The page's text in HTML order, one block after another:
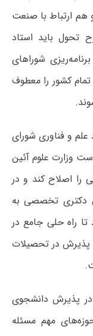
ارتباط با صنعت
باید استاد
شوراهای
کشور را معطوف
علم و فناوری شورای
وزارت علوم آئین
را اصلاح کند و در
دکتری تخصصی به
راه حلی جامع در
پذیرش در تحصیلات
پذیرش دانشجوی
مهم مسئله